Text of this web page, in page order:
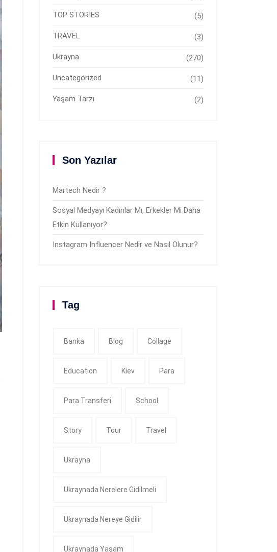
TOP STORIES (5)
TRAVEL (3)
Ukrayna (270)
Uncategorized (11)
Yaşam Tarzı (2)
Son Yazılar
Martech Nedir ?
Sosyal Medyayı Kadınlar Mı, Erkekler Mi Daha
Etkin Kullanıyor?
Instagram Influencer Nedir ve Nasıl Olunur?
Tag
Banka Blog Collage
Education Kiev Para
Para Transferi School
Story Tour Travel
Ukrayna
Ukraynada Nerelere Gidilmeli
Ukraynada Nereye Gidilir
Ukraynada Yaşam